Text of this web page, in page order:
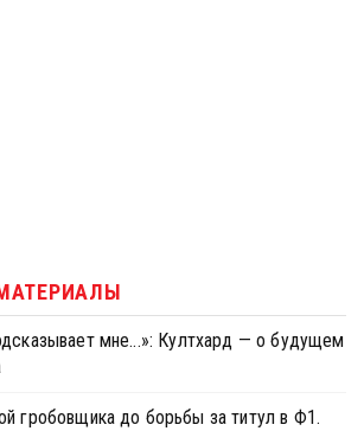
мне...»: Култхард — о будущем
гробовщика до борьбы за титул в Ф1.